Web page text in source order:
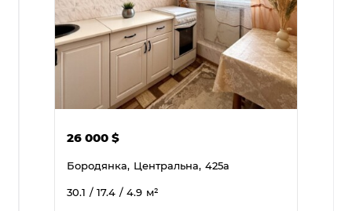
26 000$
Бородянка, Центральна, 425а
30.1 / 17.4 / 4.9 м²